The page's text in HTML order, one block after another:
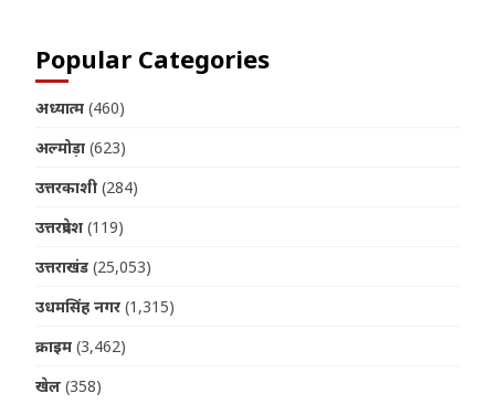
Popular Categories
अध्यात्म (460)
अल्मोड़ा (623)
उत्तरकाशी (284)
उत्तरप्रदेश (119)
उत्तराखंड (25,053)
उधमसिंह नगर (1,315)
क्राइम (3,462)
खेल (358)